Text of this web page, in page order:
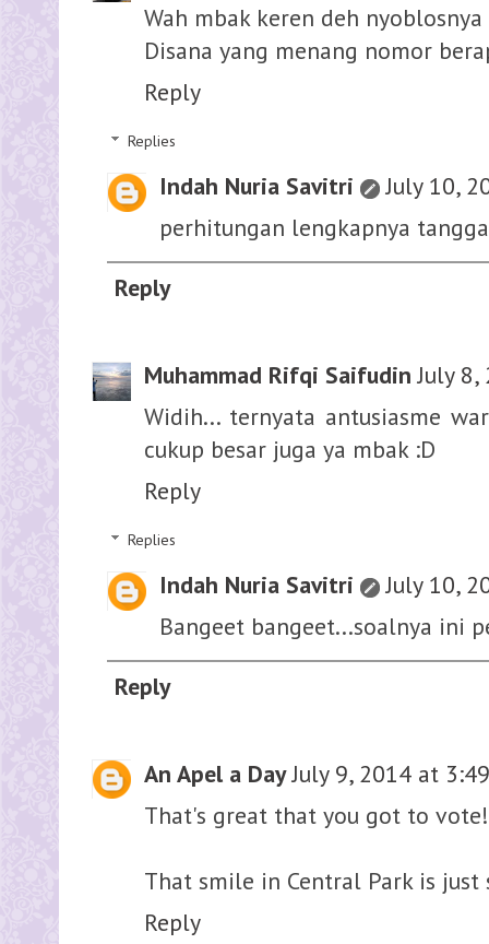
Wah mbak keren deh
Disana yang menang nomor
Reply
Replies
Indah Nuria Savitri
July 10,
perhitungan lengkapnya
Reply
Muhammad Rifqi Saifudin July
Widih... ternyata antusiasme
cukup besar juga ya mbak :D
Reply
Replies
Indah Nuria Savitri
July 10,
Bangeet bangeet...soalnya ini
Reply
An Apel a Day July 9, 2014 at
That's great that you got to vote!
That smile in Central Park is just
Reply